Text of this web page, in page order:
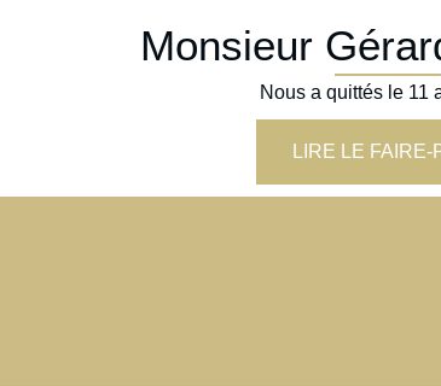
Monsieur
Nous a quittés le 11
LIRE LE FAIRE-